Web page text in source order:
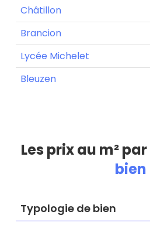
Châtillon
Brancion
Lycée Michelet
Bleuzen
Les prix au m² par
bien
Typologie de bien